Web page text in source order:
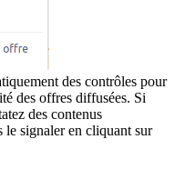
des contrôles pour
des offres diffusées. Si
des contenus
le signaler en cliquant sur